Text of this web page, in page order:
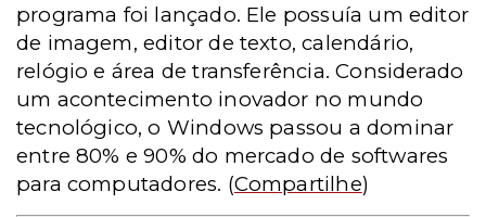
programa foi lançado. Ele possuía um editor
de imagem, editor de texto, calendário,
relógio e área de transferência. Considerado
um acontecimento inovador no mundo
tecnológico, o Windows passou a dominar
entre 80% e 90% do mercado de softwares
para computadores. (Compartilhe)